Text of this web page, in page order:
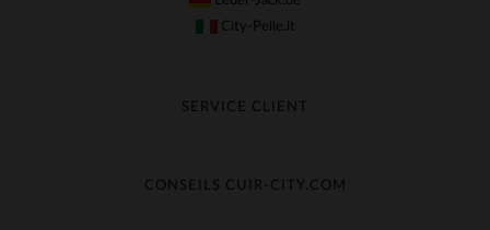
City-Pelle.it
SERVICE CLIENT
Échange & Remboursement
CONSEILS CUIR-CITY.COM